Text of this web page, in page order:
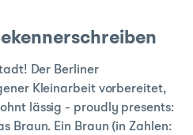
Der Berliner
Kleinarbeit vorbereitet,
lässig - proudly presents:
Braun. Ein Braun (in Zahlen: